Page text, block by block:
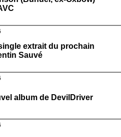
extrait du prochain
Sauvé
album de DevilDriver